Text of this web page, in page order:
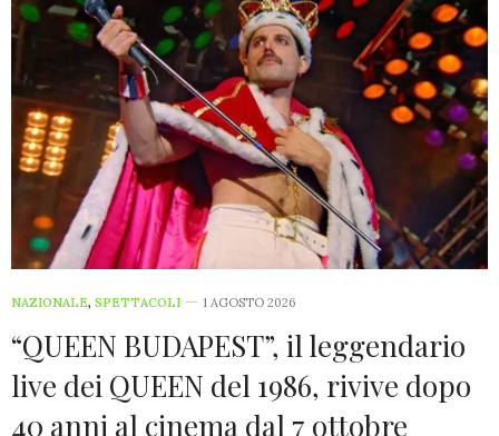
NAZIONALE, SPETTACOLI 1 AGOSTO 2026
“QUEEN BUDAPEST”, il leggendario
live dei QUEEN del 1986, rivive dopo
40 anni al cinema dal 7 ottobre